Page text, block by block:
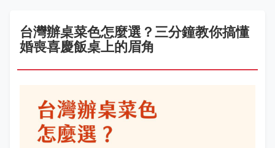
台灣辦桌菜色怎麼選？三分鐘教你搞懂
婚喪喜慶飯桌上的眉角